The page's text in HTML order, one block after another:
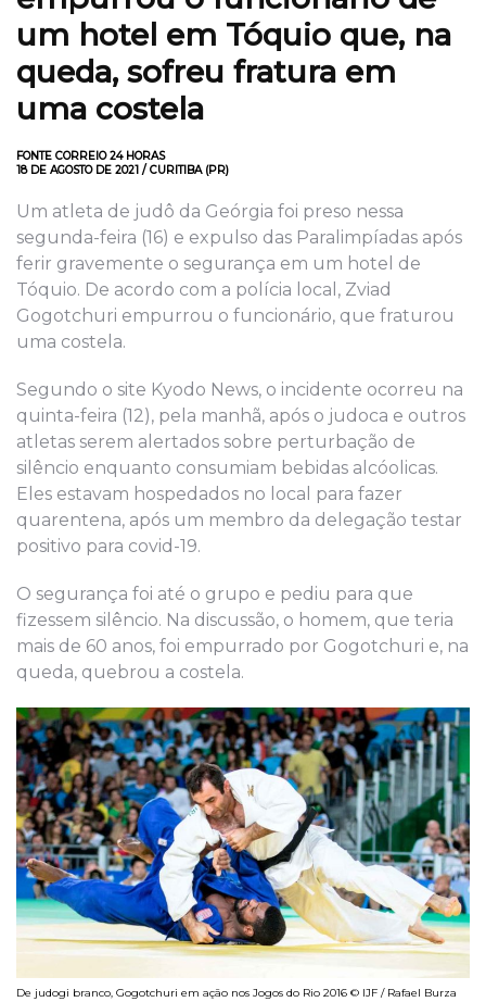
um hotel em Tóquio que, na
queda, sofreu fratura em
uma costela
FONTE CORREIO 24 HORAS
18 DE AGOSTO DE 2021 / CURITIBA (PR)
Um atleta de judô da Geórgia foi preso nessa
segunda-feira (16) e expulso das Paralimpíadas após
ferir gravemente o segurança em um hotel de
Tóquio. De acordo com a polícia local, Zviad
Gogotchuri empurrou o funcionário, que fraturou
uma costela.
Segundo o site Kyodo News, o incidente ocorreu na
quinta-feira (12), pela manhã, após o judoca e outros
atletas serem alertados sobre perturbação de
silêncio enquanto consumiam bebidas alcóolicas.
Eles estavam hospedados no local para fazer
quarentena, após um membro da delegação testar
positivo para covid-19.
O segurança foi até o grupo e pediu para que
fizessem silêncio. Na discussão, o homem, que teria
mais de 60 anos, foi empurrado por Gogotchuri e, na
queda, quebrou a costela.
De judogi branco, Gogotchuri em ação nos Jogos do Rio 2016 © IJF / Rafael Burza